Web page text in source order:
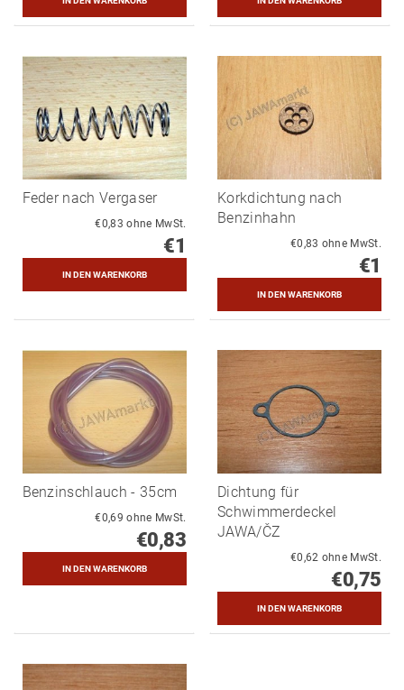
Feder nach Vergaser
€0,83 ohne MwSt.
€1
Korkdichtung nach
Benzinhahn
€0,83 ohne MwSt.
€1
Benzinschlauch - 35cm
€0,69 ohne MwSt.
€0,83
Dichtung für
Schwimmerdeckel
JAWA/ČZ
€0,62 ohne MwSt.
€0,75